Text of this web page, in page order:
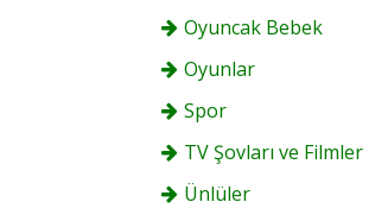
Oyuncak Bebek
Oyunlar
Spor
TV Şovları ve Filmler
Ünlüler